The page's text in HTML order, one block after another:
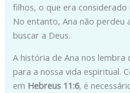
filhos, o que era considerado
No entanto, Ana não perdeu
buscar a Deus.
A história de Ana nos lembra
para a nossa vida espiritual.
em Hebreus 11:6, é